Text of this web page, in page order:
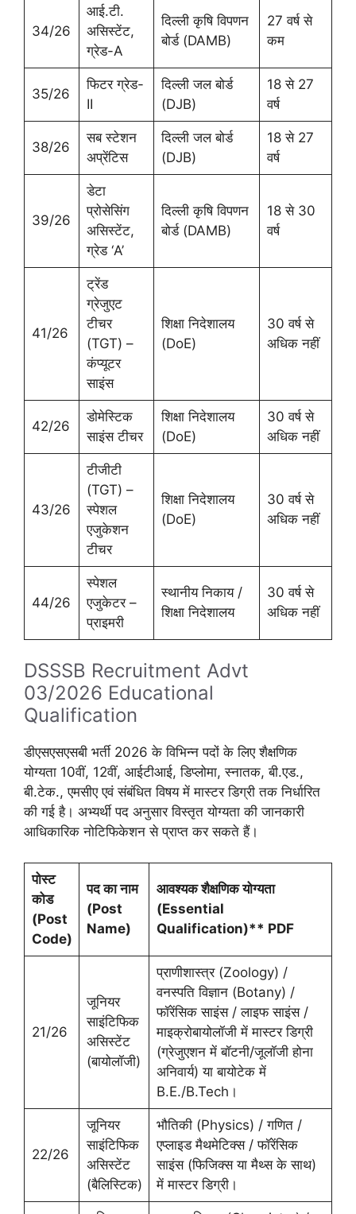
34/26
आई.टी.
असिस्टेंट,
ग्रेड-A
दिल्ली कृषि विपणन
बोर्ड (DAMB)
27 वर्ष से
कम
35/26
फिटर ग्रेड-
II
दिल्ली जल बोर्ड
(DJB)
18 से 27
वर्ष
38/26
सब स्टेशन
अप्रेंटिस
दिल्ली जल बोर्ड
(DJB)
18 से 27
वर्ष
39/26
डेटा
प्रोसेसिंग
असिस्टेंट,
ग्रेड ‘A’
दिल्ली कृषि विपणन
बोर्ड (DAMB)
18 से 30
वर्ष
41/26
ट्रेंड
ग्रेजुएट
टीचर
(TGT) –
कंप्यूटर
साइंस
शिक्षा निदेशालय
(DoE)
30 वर्ष से
अधिक नहीं
42/26
डोमेस्टिक
साइंस टीचर
शिक्षा निदेशालय
(DoE)
30 वर्ष से
अधिक नहीं
43/26
टीजीटी
(TGT) –
स्पेशल
एजुकेशन
टीचर
शिक्षा निदेशालय
(DoE)
30 वर्ष से
अधिक नहीं
44/26
स्पेशल
एजुकेटर –
प्राइमरी
स्थानीय निकाय /
शिक्षा निदेशालय
30 वर्ष से
अधिक नहीं
DSSSB Recruitment Advt
03/2026 Educational
Qualification
डीएसएसएसबी भर्ती 2026 के विभिन्न पदों के लिए शैक्षणिक
योग्यता 10वीं, 12वीं, आईटीआई, डिप्लोमा, स्नातक, बी.एड.,
बी.टेक., एमसीए एवं संबंधित विषय में मास्टर डिग्री तक निर्धारित
की गई है। अभ्यर्थी पद अनुसार विस्तृत योग्यता की जानकारी
आधिकारिक नोटिफिकेशन से प्राप्त कर सकते हैं।
पोस्ट
कोड
(Post
Code)
पद का नाम
(Post
Name)
आवश्यक शैक्षणिक योग्यता
(Essential
Qualification)** PDF
21/26
जूनियर
साइंटिफिक
असिस्टेंट
(बायोलॉजी)
प्राणीशास्त्र (Zoology) /
वनस्पति विज्ञान (Botany) /
फॉरेंसिक साइंस / लाइफ साइंस /
माइक्रोबायोलॉजी में मास्टर डिग्री
(ग्रेजुएशन में बॉटनी/जूलॉजी होना
अनिवार्य) या बायोटेक में
B.E./B.Tech।
22/26
जूनियर
साइंटिफिक
असिस्टेंट
(बैलिस्टिक)
भौतिकी (Physics) / गणित /
एप्लाइड मैथमेटिक्स / फॉरेंसिक
साइंस (फिजिक्स या मैथ्स के साथ)
में मास्टर डिग्री।